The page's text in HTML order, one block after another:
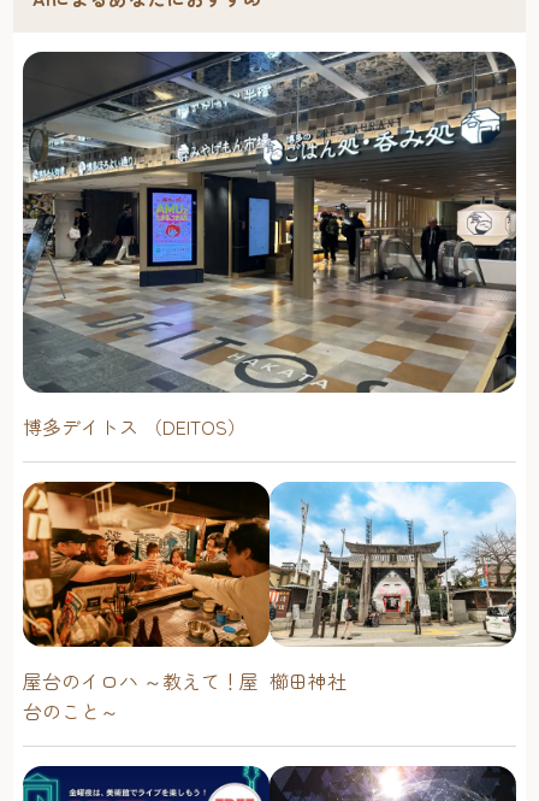
博多デイトス （DEITOS）
屋台のイロハ ～教えて！屋
台のこと～
櫛田神社